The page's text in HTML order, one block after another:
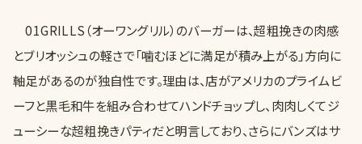
01GRILLS（オーワングリル）のバーガーは、超粗挽きの肉感
とブリオッシュの軽さで「噛むほどに満足が積み上がる」方向に
軸足があるのが独自性です。理由は、店がアメリカのプライムビ
ーフと黒毛和牛を組み合わせてハンドチョップし、肉肉しくてジ
ューシーな超粗挽きパティだと明言しており、さらにバンズはサ